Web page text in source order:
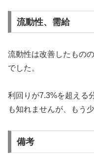
流動性、需給
流動性は改善したもの
でした。
利回りが7.3%を超える
も知れませんが、もう
備考